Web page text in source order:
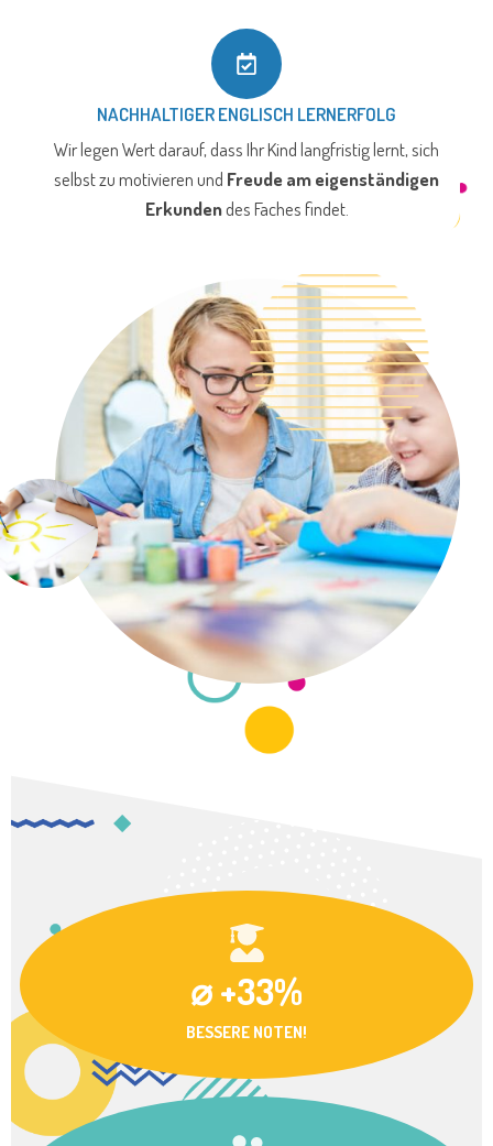
NACHHALTIGER ENGLISCH LERNERFOLG
Wir legen Wert darauf, dass Ihr Kind langfristig lernt, sich
selbst zu motivieren und Freude am eigenständigen
Erkundendes Faches findet.
⌀ +33%
BESSERE NOTEN!